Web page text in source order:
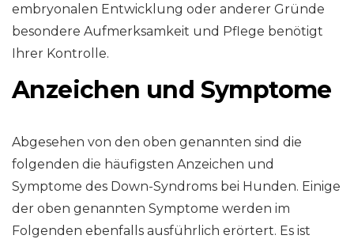
embryonalen Entwicklung oder anderer Gründe
besondere Aufmerksamkeit und Pflege benötigt
Ihrer Kontrolle.
Anzeichen und Symptome
Abgesehen von den oben genannten sind die
folgenden die häufigsten Anzeichen und
Symptome des Down-Syndroms bei Hunden. Einige
der oben genannten Symptome werden im
Folgenden ebenfalls ausführlich erörtert. Es ist